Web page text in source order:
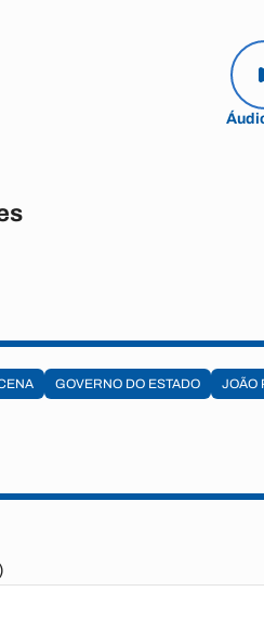
GOVERNO DO ESTADO JOÃO